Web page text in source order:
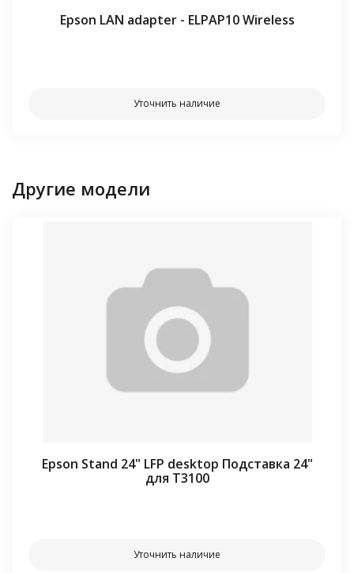
Epson LAN adapter - ELPAP10 Wireless
Уточнить наличие
Другие модели
Epson Stand 24" LFP desktop Подставка 24"
для T3100
Уточнить наличие